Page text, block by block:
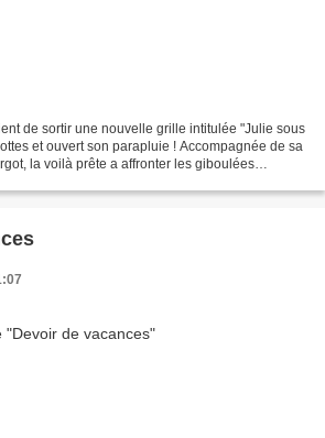
de sortir une nouvelle grille intitulée "Julie sous
et ouvert son parapluie ! Accompagnée de sa
la voilà prête a affronter les giboulées